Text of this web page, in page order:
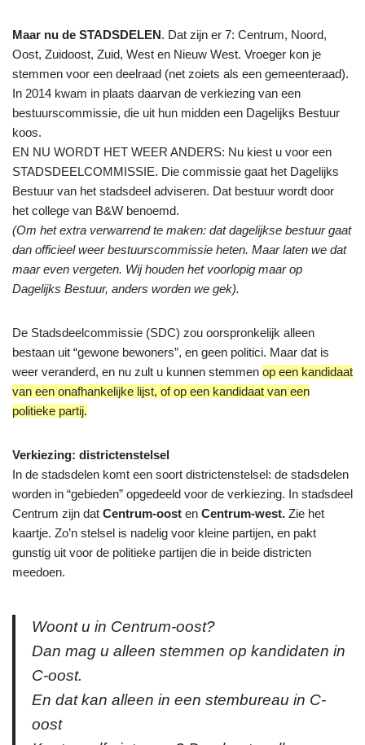
Maar nu de STADSDELEN. Dat zijn er 7: Centrum, Noord,
Oost, Zuidoost, Zuid, West en Nieuw West. Vroeger kon je
stemmen voor een deelraad (net zoiets als een gemeenteraad).
In 2014 kwam in plaats daarvan de verkiezing van een
bestuurscommissie, die uit hun midden een Dagelijks Bestuur
koos.
EN NU WORDT HET WEER ANDERS: Nu kiest u voor een
STADSDEELCOMMISSIE. Die commissie gaat het Dagelijks
Bestuur van het stadsdeel adviseren. Dat bestuur wordt door
het college van B&W benoemd.
(Om het extra verwarrend te maken: dat dagelijkse bestuur gaat
dan officieel weer bestuurscommissie heten. Maar laten we dat
maar even vergeten. Wij houden het voorlopig maar op
Dagelijks Bestuur, anders worden we gek).
De Stadsdeelcommissie (SDC) zou oorspronkelijk alleen
bestaan uit “gewone bewoners”, en geen politici. Maar dat is
weer veranderd, en nu zult u kunnen stemmen op een kandidaat
van een onafhankelijke lijst, of op een kandidaat van een
politieke partij.
Verkiezing: districtenstelsel
In de stadsdelen komt een soort districtenstelsel: de stadsdelen
worden in “gebieden” opgedeeld voor de verkiezing. In stadsdeel
Centrum zijn dat Centrum-oost en Centrum-west. Zie het
kaartje. Zo’n stelsel is nadelig voor kleine partijen, en pakt
gunstig uit voor de politieke partijen die in beide districten
meedoen.
Woont u in Centrum-oost?
Dan mag u alleen stemmen op kandidaten in
C-oost.
En dat kan alleen in een stembureau in C-
oost